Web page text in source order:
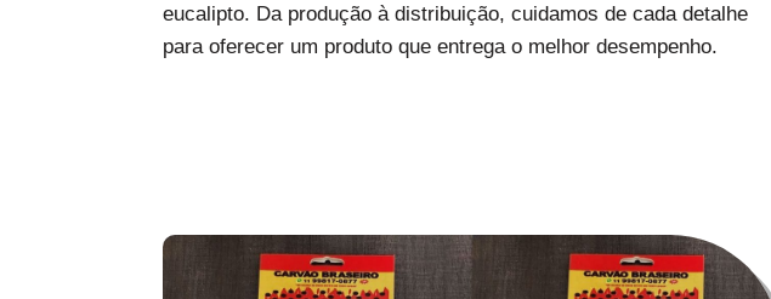
eucalipto. Da produção à distribuição, cuidamos de cada detalhe
para oferecer um produto que entrega o melhor desempenho.